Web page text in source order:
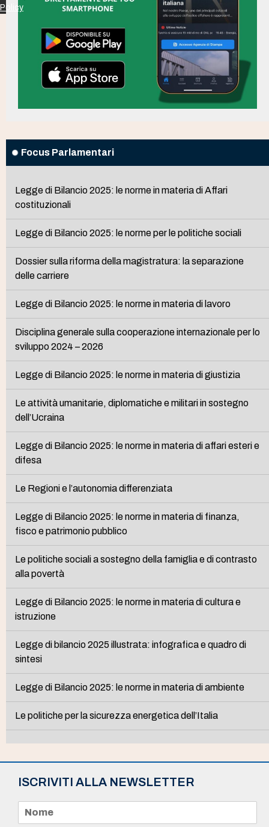
Focus Parlamentari
Legge di Bilancio 2025: le norme in materia di Affari
costituzionali
Legge di Bilancio 2025: le norme per le politiche sociali
Dossier sulla riforma della magistratura: la separazione
delle carriere
Legge di Bilancio 2025: le norme in materia di lavoro
Disciplina generale sulla cooperazione internazionale per lo
sviluppo 2024 – 2026
Legge di Bilancio 2025: le norme in materia di giustizia
Le attività umanitarie, diplomatiche e militari in sostegno
dell’Ucraina
Legge di Bilancio 2025: le norme in materia di affari esteri e
difesa
Le Regioni e l’autonomia differenziata
Legge di Bilancio 2025: le norme in materia di finanza,
fisco e patrimonio pubblico
Le politiche sociali a sostegno della famiglia e di contrasto
alla povertà
Legge di Bilancio 2025: le norme in materia di cultura e
istruzione
Legge di bilancio 2025 illustrata: infografica e quadro di
sintesi
Legge di Bilancio 2025: le norme in materia di ambiente
Le politiche per la sicurezza energetica dell’Italia
ISCRIVITI ALLA NEWSLETTER
m
Policy